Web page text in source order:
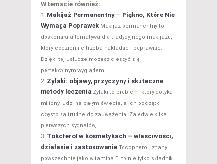
W temacie również:
Makijaż Permanentny – Piękno, Które Nie
Wymaga Poprawek Makijaż permanentny to
doskonała alternatywa dla tradycyjnego makijażu,
który codziennie trzeba nakładać i poprawiać.
Dzięki tej usłudze możesz cieszyć się
perfekcyjnym wyglądem...
Żylaki: objawy, przyczyny i skuteczne
metody leczenia Żylaki to problem, który dotyka
miliony ludzi na całym świecie, a ich początki
często są trudne do zauważenia. Zaledwie kilka
pierwszych sygnałów,...
Tokoferol w kosmetykach – właściwości,
działanie i zastosowanie Tocopherol, znany
powszechnie jako witamina E, to nie tylko składnik